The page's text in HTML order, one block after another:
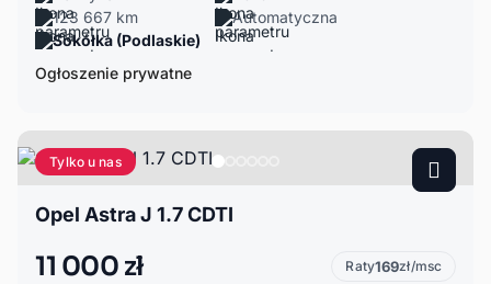
123 667 km
Automatyczna
Sokółka (Podlaskie)
Ogłoszenie prywatne
Tylko u nas
Opel Astra J 1.7 CDTI
11 000 zł Raty169zł/msc